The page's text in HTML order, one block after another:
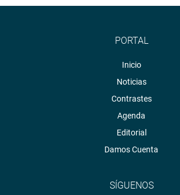
PORTAL
Inicio
Noticias
Contrastes
Agenda
Editorial
Damos Cuenta
SÍGUENOS